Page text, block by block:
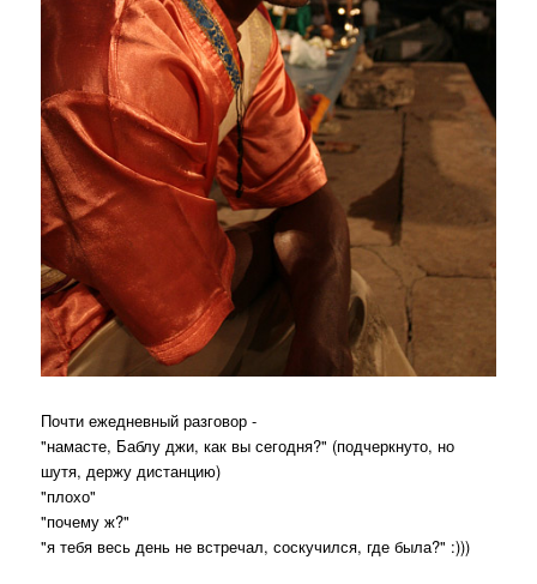
Почти ежедневный разговор -
"намасте, Баблу джи, как вы сегодня?" (подчеркнуто, но
шутя, держу дистанцию)
"плохо"
"почему ж?"
"я тебя весь день не встречал, соскучился, где была?" :)))